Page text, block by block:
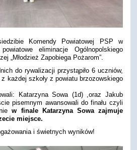
24
Komendy Powiatowej PSP w
eliminacje Ogólnopolskiego
„Młodzież Zapobiega Pożarom”.
do rywalizacji przystąpiło 6 uczniów,
każdej szkoły z powiatu brzozowskiego
Katarzyna Sowa (1d) ,oraz Jakub
pisemnym awansowali do finału czyli
w finale Katarzyna Sowa zajmuje
miejsce.
i świetnych wyników!